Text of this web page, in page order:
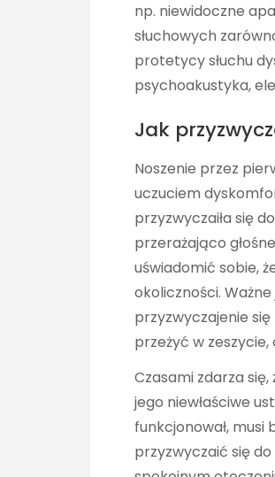
np. niewidoczne
słuchowych
protetycy słuchu
psychoakustyka,
Jak
Noszenie przez
uczuciem
przyzwyczaiła się
przerażająco
uświadomić sobie,
okoliczności.
przyzwyczajenie
przeżyć w
Czasami zdarza
jego niewłaściwe
funkcjonował,
przyzwyczaić się